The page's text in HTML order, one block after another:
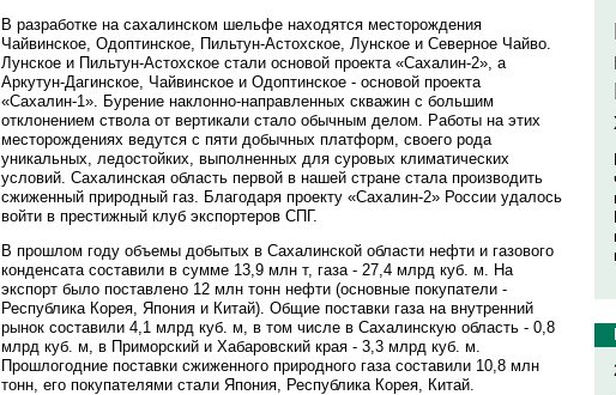
В разработке на сахалинском шельфе находятся месторождения
Чайвинское, Одоптинское, Пильтун-Астохское, Лунское и Северное Чайво.
Лунское и Пильтун-Астохское стали основой проекта «Сахалин-2», а
Аркутун-Дагинское, Чайвинское и Одоптинское - основой проекта
«Сахалин-1». Бурение наклонно-направленных скважин с большим
отклонением ствола от вертикали стало обычным делом. Работы на этих
месторождениях ведутся с пяти добычных платформ, своего рода
уникальных, ледостойких, выполненных для суровых климатических
условий. Сахалинская область первой в нашей стране стала производить
сжиженный природный газ. Благодаря проекту «Сахалин-2» России удалось
войти в престижный клуб экспортеров СПГ.
В прошлом году объемы добытых в Сахалинской области нефти и газового
конденсата составили в сумме 13,9 млн т, газа - 27,4 млрд куб. м. На
экспорт было поставлено 12 млн тонн нефти (основные покупатели -
Республика Корея, Япония и Китай). Общие поставки газа на внутренний
рынок составили 4,1 млрд куб. м, в том числе в Сахалинскую область - 0,8
млрд куб. м, в Приморский и Хабаровский края - 3,3 млрд куб. м.
Прошлогодние поставки сжиженного природного газа составили 10,8 млн
тонн, его покупателями стали Япония, Республика Корея, Китай.